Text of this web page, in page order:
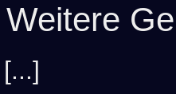
Weitere
[...]